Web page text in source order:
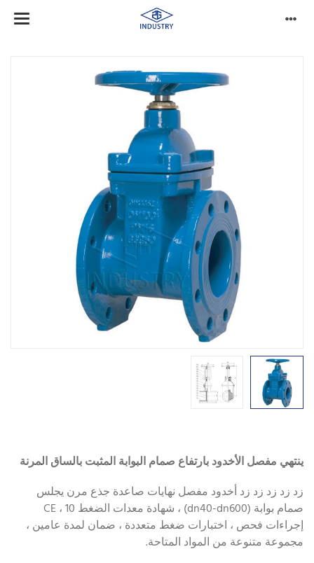
ينتهي مفصل الأخدود بارتفاع صمام البوابة المثبت بالساق المرنة
زد زد زد زد زد أخدود مفصل نهايات صاعدة جذع مرن يجلس
صمام بوابة (dn40-dn600) ، شهادة معدات الضغط CE ، 10
إجراءات فحص ، اختبارات ضغط متعددة ، ضمان لمدة عامين ،
مجموعة متنوعة من المواد المتاحة.